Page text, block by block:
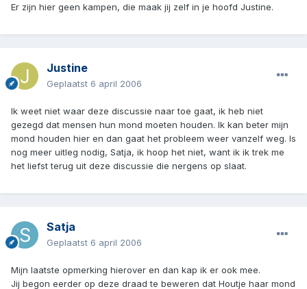
Er zijn hier geen kampen, die maak jij zelf in je hoofd Justine.
Justine
Geplaatst 6 april 2006
Ik weet niet waar deze discussie naar toe gaat, ik heb niet
gezegd dat mensen hun mond moeten houden. Ik kan beter mijn
mond houden hier en dan gaat het probleem weer vanzelf weg. Is
nog meer uitleg nodig, Satja, ik hoop het niet, want ik ik trek me
het liefst terug uit deze discussie die nergens op slaat.
Satja
Geplaatst 6 april 2006
Mijn laatste opmerking hierover en dan kap ik er ook mee.
Jij begon eerder op deze draad te beweren dat Houtje haar mond